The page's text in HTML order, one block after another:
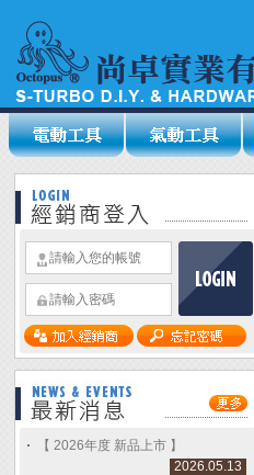
【 2026年度 新品上市 】
2026.05.13